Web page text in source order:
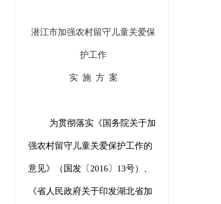
潜江市加强农村留守儿童关爱保
护工作
实 施 方 案
为贯彻落实《国务院关于加
强农村留守儿童关爱保护工作的
意见》（国发 〔 2016 〕 13号） 、
《省人民政府关于印发湖北省加